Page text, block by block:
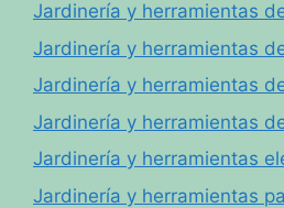
Jardinería y herramientas
Jardinería y herramientas
Jardinería y herramientas
Jardinería y herramientas
Jardinería y herramientas
Jardinería y herramientas